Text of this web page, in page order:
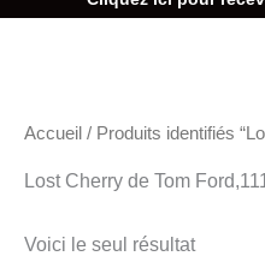
Accueil / Produits identifiés
Lost Cherry de Tom
Voici le seul résultat